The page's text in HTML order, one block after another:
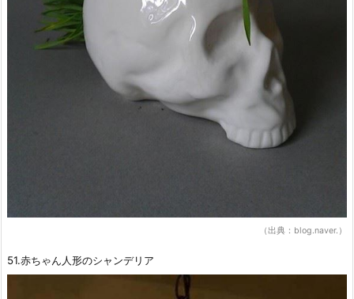
（出典：blog.naver.）
51.赤ちゃん人形のシャンデリア